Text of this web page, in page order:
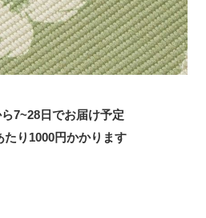
7~28日でお届け予定
たり 1000円かかります